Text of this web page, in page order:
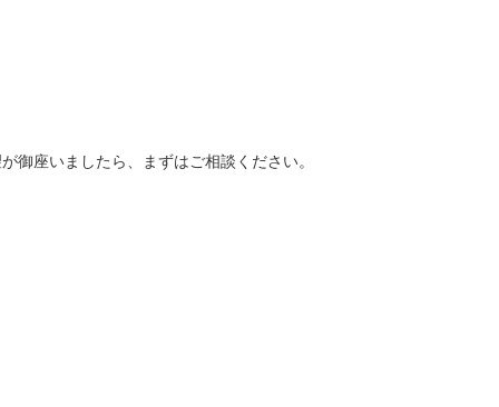
御座いましたら、まずはご相談ください。